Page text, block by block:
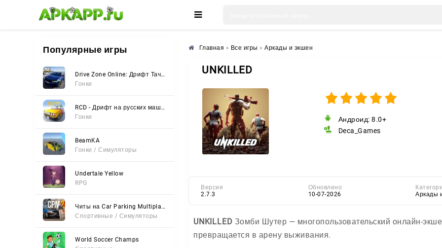
🌸 🌼 🌺
Популярные игры
Drive Zone Online: Дрифт Тачки
Гонки
RCD - Дрифт на русских машинах
Гонки
BeamKA
Гонки / Симуляторы
Undertale Yellow
RPG
Читы на Car Parking Multiplayer 2 (Все открыто, Мод-Меню)
Спортивные / Симуляторы
World Soccer Champs
Главная » Все игры » Аркады и экшен
UNKILLED
Андроид: 8.0+
Deca_Games
Версия
2.7.3
Обновлено
10-07-2026
Аркады
UNKILLED Зомби Шутер — многопользовательский онлайн-
превращается в арену выживания.